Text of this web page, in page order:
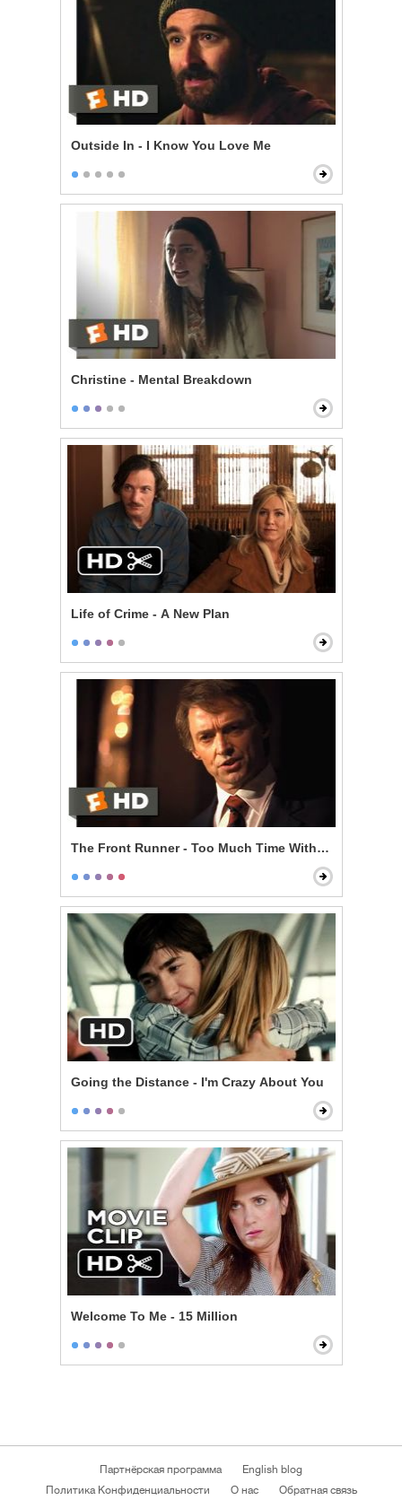
Outside In - I Know You Love Me
Christine - Mental Breakdown
Life of Crime - A New Plan
The Front Runner - Too Much Time With an
Going the Distance - I'm Crazy About You
Welcome To Me - 15 Million
Партнёрская программа
English blog
Политика Конфиденциальности
О нас Обратная связь